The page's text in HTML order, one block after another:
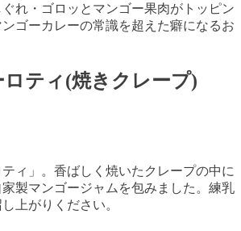
れ・ゴロッとマンゴー果肉がトッピン
ゴーカレーの常識を超えた癖になるお
ロティ(焼きクレープ)
ィ」。香ばしく焼いたクレープの中に
製マンゴージャムを包みました。練乳
上がりください。